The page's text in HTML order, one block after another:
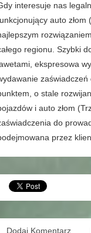
interesuje nas
auto
regionu. Szybki
ekspresowa
zaświadczeń
o stale
i auto złom
do
przez
Dodaj Komentarz